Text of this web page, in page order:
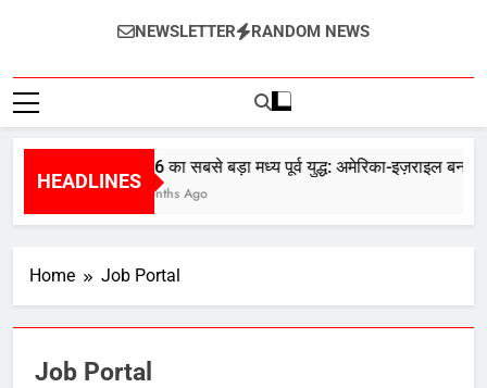
InternetZindagi
NEWSLETTER RANDOM NEWS
HEADLINES
2026 का सबसे बड़ा मध्य पूर्व युद्ध: अमेरिका-इज़राइल बनाम
5 Months Ago
Home Job Portal
Job Portal